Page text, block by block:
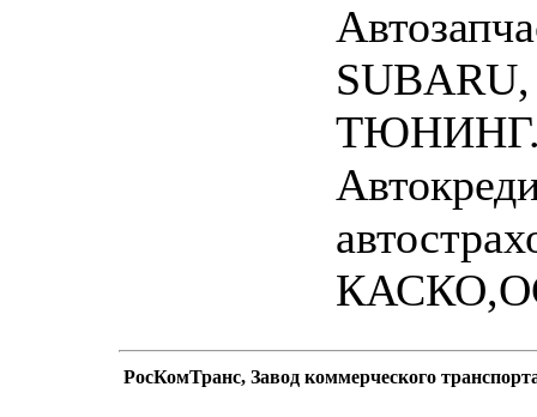
SUBARU,
РосКомТранс, Завод коммерческого